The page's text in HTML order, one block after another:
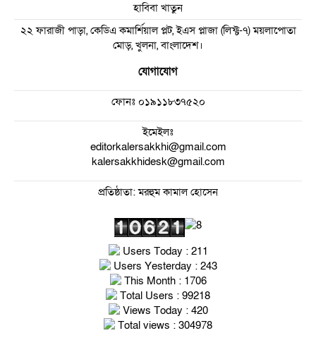
হাবিবা খাতুন
২২ ফারাজী পাড়া, কেডিএ কমার্শিয়াল প্লট, ইএস প্লাজা (লিফ্ট-৭) ময়লাপোতা
মোড়, খুলনা, বাংলাদেশ।
যোগাযোগ
ফোনঃ০১৯১১৮৩৭৫২০
ইমেইলঃ
editorkalersakkhi@gmail.com
kalersakkhidesk@gmail.com
প্রতিষ্ঠাতা: মরহুম কামাল হোসেন
Users Today : 211
Users Yesterday : 243
This Month : 1706
Total Users : 99218
Views Today : 420
Total views : 304978